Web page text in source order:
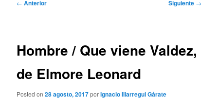
← Anterior Siguiente →
Hombre / Que viene Valdez,
de Elmore Leonard
Posted on28 agosto, 2017porIgnacio Illarregui Gárate